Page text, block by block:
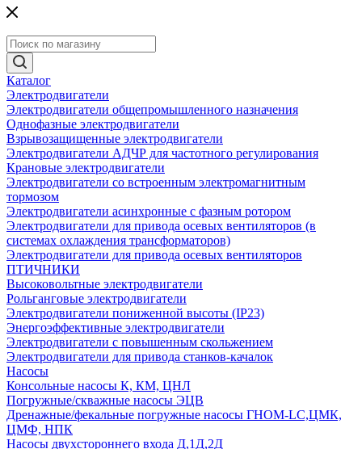
Каталог
Электродвигатели
Электродвигатели общепромышленного назначения
Однофазные электродвигатели
Взрывозащищенные электродвигатели
Электродвигатели АДЧР для частотного регулирования
Крановые электродвигатели
Электродвигатели со встроенным электромагнитным
тормозом
Электродвигатели асинхронные с фазным ротором
Электродвигатели для привода осевых вентиляторов (в
системах охлаждения трансформаторов)
Электродвигатели для привода осевых вентиляторов
ПТИЧНИКИ
Высоковольтные электродвигатели
Рольганговые электродвигатели
Электродвигатели пониженной высоты (IP23)
Энергоэффективные электродвигатели
Электродвигатели с повышенным скольжением
Электродвигатели для привода станков-качалок
Насосы
Консольные насосы К, КМ, ЦНЛ
Погружные/скважные насосы ЭЦВ
Дренажные/фекальные погружные насосы ГНОМ-LC,ЦМК,
ЦМФ, НПК
Насосы двухстороннего входа Д,1Д,2Д